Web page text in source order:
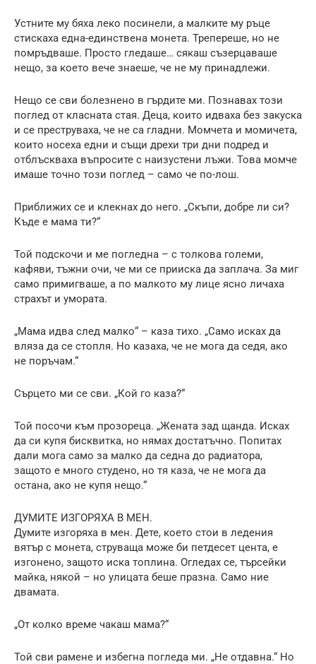
Устните му бяха леко посинели, а малките му ръце
стискаха една-единствена монета. Трепереше, но не
помръдваше. Просто гледаше… сякаш съзерцаваше
нещо, за което вече знаеше, че не му принадлежи.
Нещо се сви болезнено в гърдите ми. Познавах този
поглед от класната стая. Деца, които идваха без закуска
и се преструваха, че не са гладни. Момчета и момичета,
които носеха едни и същи дрехи три дни подред и
отблъскваха въпросите с наизустени лъжи. Това момче
имаше точно този поглед – само че по-лош.
Приближих се и клекнах до него. „Скъпи, добре ли си?
Къде е мама ти?“
Той подскочи и ме погледна – с толкова големи,
кафяви, тъжни очи, че ми се прииска да заплача. За миг
само примигваше, а по малкото му лице ясно личаха
страхът и умората.
„Мама идва след малко“ – каза тихо. „Само исках да
вляза да се стопля. Но казаха, че не мога да седя, ако
не поръчам.“
Сърцето ми се сви. „Кой го каза?“
Той посочи към прозореца. „Жената зад щанда. Исках
да си купя бисквитка, но нямах достатъчно. Попитах
дали мога само за малко да седна до радиатора,
защото е много студено, но тя каза, че не мога да
остана, ако не купя нещо.“
ДУМИТЕ ИЗГОРЯХА В МЕН.
Думите изгоряха в мен. Дете, което стои в ледения
вятър с монета, струваща може би петдесет цента, е
изгонено, защото иска топлина. Огледах се, търсейки
майка, някой – но улицата беше празна. Само ние
двамата.
„От колко време чакаш мама?“
Той сви рамене и избегна погледа ми. „Не отдавна.“ Но